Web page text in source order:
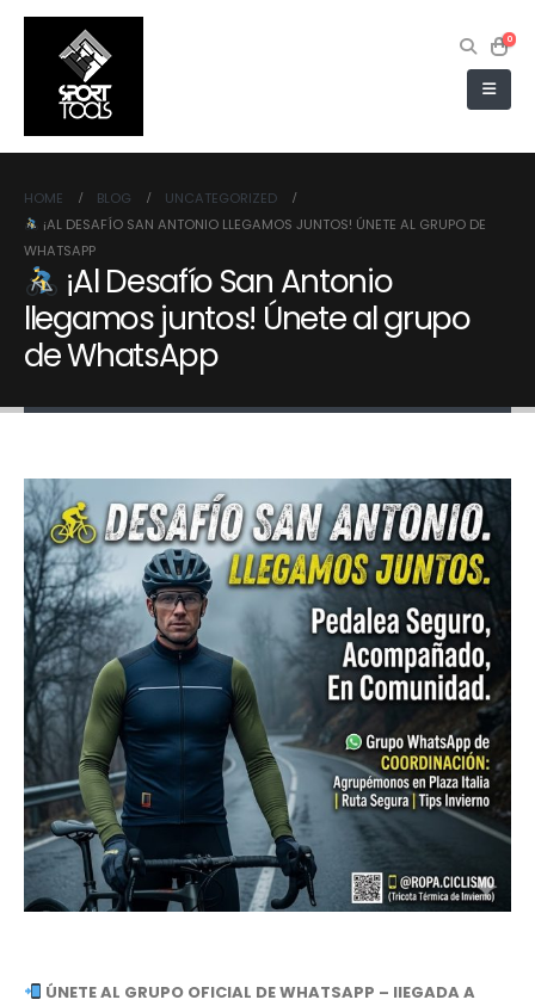
0
HOME BLOG
UNCATEGORIZED
¡AL DESAFÍO SAN ANTONIO LLEGAMOS JUNTOS! ÚNETE AL GRUPO DE
WHATSAPP
¡Al Desafío San Antonio
llegamos juntos! Únete al grupo
de WhatsApp
ÚNETE AL GRUPO OFICIAL DE WHATSAPP – llEGADA A